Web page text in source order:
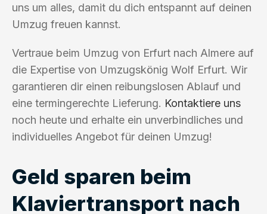
uns um alles, damit du dich entspannt auf deinen
Umzug freuen kannst.
Vertraue beim Umzug von Erfurt nach Almere auf
die Expertise von Umzugskönig Wolf Erfurt. Wir
garantieren dir einen reibungslosen Ablauf und
eine termingerechte Lieferung. Kontaktiere uns
noch heute und erhalte ein unverbindliches und
individuelles Angebot für deinen Umzug!
Geld sparen beim
Klaviertransport nach